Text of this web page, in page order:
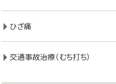
ひざ痛
交通事故治療（むち打ち）